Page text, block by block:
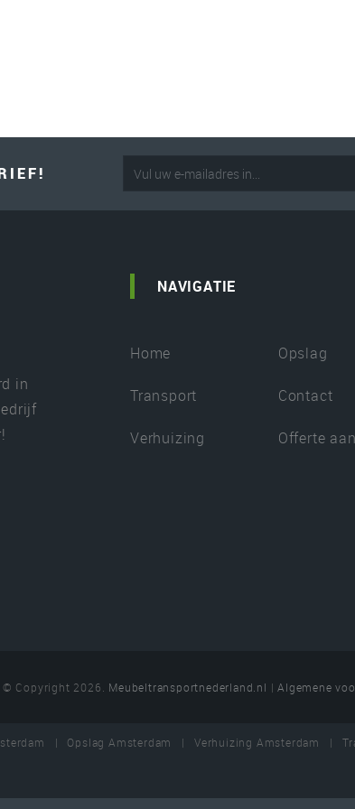
in
NAVIGATIE
Home Opslag
Transport Contact
Verhuizing Offerte
© Copyright 2026. Meubeltransportnederland.nl |Algemene
Opslag Amsterdam Verhuizing Amsterdam